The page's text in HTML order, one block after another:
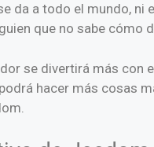
da a todo el mundo, ni
que no sabe cómo
se divertirá más con
hacer más cosas